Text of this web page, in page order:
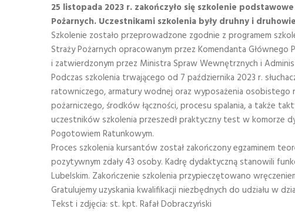
25 listopada 2023 r. zakończyło się szkolenie
Pożarnych. Uczestnikami szkolenia były druhny i
Szkolenie zostało przeprowadzone zgodnie z programem
Straży Pożarnych opracowanym przez Komendanta Głównego
i zatwierdzonym przez Ministra Spraw Wewnętrznych i
Podczas szkolenia trwającego od 7 października 2023 r.
ratowniczego, armatury wodnej oraz wyposażenia osobistego
pożarniczego, środków łączności, procesu spalania, a także
uczestników szkolenia przeszedł praktyczny test w komorze
Pogotowiem Ratunkowym.
Proces szkolenia kursantów został zakończony egzaminem
pozytywnym zdały 43 osoby. Kadrę dydaktyczną stanowili
Lubelskim. Zakończenie szkolenia przypieczętowano
Gratulujemy uzyskania kwalifikacji niezbędnych do udziału w
Tekst i zdjęcia: st. kpt. Rafał Dobraczyński